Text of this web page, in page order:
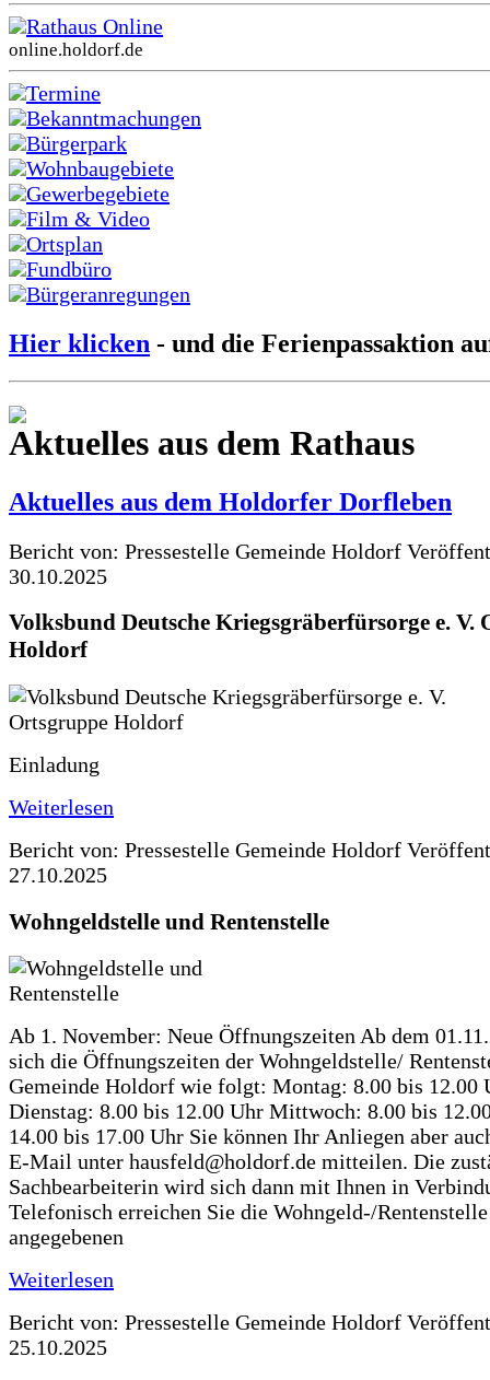
Rathaus Online
online.holdorf.de
Termine
Bekanntmachungen
Bürgerpark
Wohnbaugebiete
Gewerbegebiete
Film & Video
Ortsplan
Fundbüro
Bürgeranregungen
Hier klicken - und die Ferienpassaktion
Aktuelles aus dem Rathaus
Aktuelles aus dem Holdorfer Dorfleben
Bericht von: Pressestelle Gemeinde Holdorf
30.10.2025
Volksbund Deutsche Kriegsgräberfürsorge e. V.
Holdorf
Einladung
Weiterlesen
Bericht von: Pressestelle Gemeinde Holdorf
27.10.2025
Wohngeldstelle und Rentenstelle
Ab 1. November: Neue Öffnungszeiten Ab dem
sich die Öffnungszeiten der Wohngeldstelle/
Gemeinde Holdorf wie folgt: Montag: 8.00 bis 12.00
Dienstag: 8.00 bis 12.00 Uhr Mittwoch: 8.00 bis
14.00 bis 17.00 Uhr Sie können Ihr Anliegen aber
E-Mail unter hausfeld@holdorf.de mitteilen. Die
Sachbearbeiterin wird sich dann mit Ihnen in
Telefonisch erreichen Sie die Wohngeld-/
angegebenen
Weiterlesen
Bericht von: Pressestelle Gemeinde Holdorf
25.10.2025